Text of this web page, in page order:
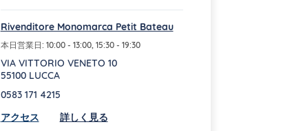
Rivenditore Monomarca Petit Bateau
本日営業日: 10:00- 13:00, 15:30- 19:30
VIA VITTORIO VENETO 10
55100 LUCCA
0583 171 4215
アクセスLink Opens in New Tab
詳しく見る